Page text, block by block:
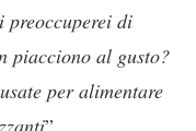
di
piacciono al gusto?
per alimentare
”.